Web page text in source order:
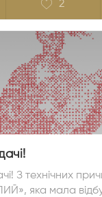
2
З технічних
яка мала